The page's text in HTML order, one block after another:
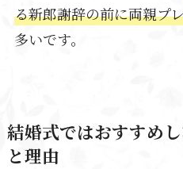
る新郎謝辞の前に両親プ
多いです。
結婚式ではおすすめ
と理由